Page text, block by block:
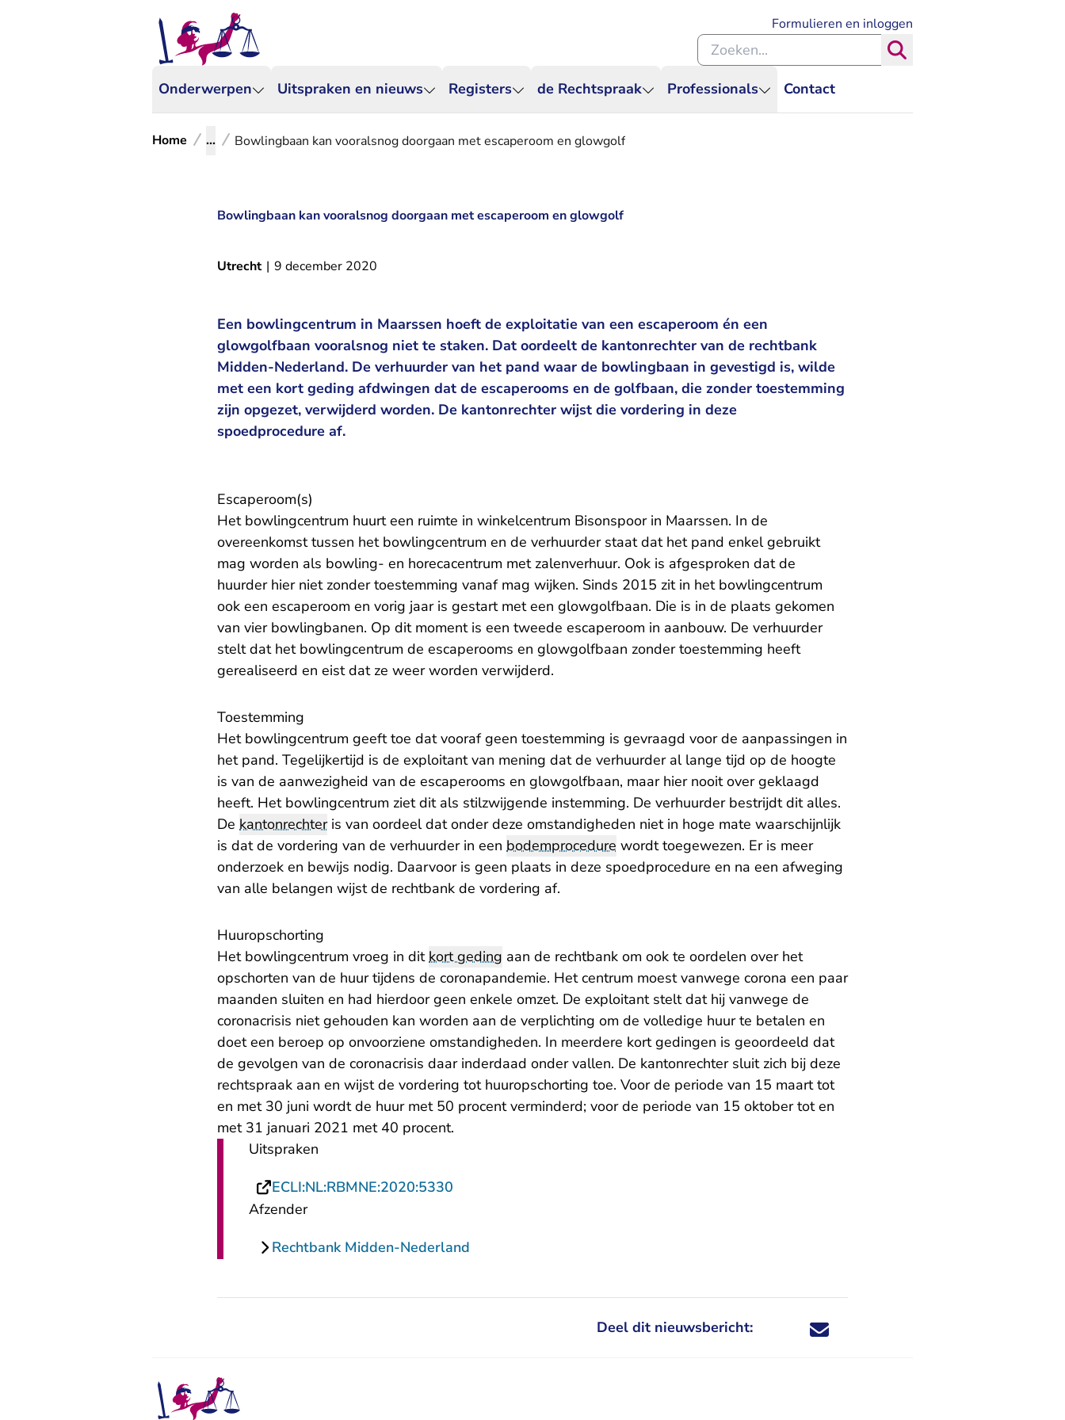
Onderwerpen Uitspraken en nieuws Registers de Rechtspraak Professionals Contact
Formulieren en inloggen
Zoeken binnen de Rechtspraak
Home ... Bowlingbaan kan vooralsnog doorgaan met escaperoom en glowgolf
Bowlingbaan kan vooralsnog doorgaan met escaperoom en glowgolf
Utrecht | 9 december 2020
Een bowlingcentrum in Maarssen hoeft de exploitatie van een escaperoom én een
glowgolfbaan vooralsnog niet te staken. Dat oordeelt de kantonrechter van de rechtbank
Midden-Nederland. De verhuurder van het pand waar de bowlingbaan in gevestigd is, wilde
met een kort geding afdwingen dat de escaperooms en de golfbaan, die zonder toestemming
zijn opgezet, verwijderd worden. De kantonrechter wijst die vordering in deze
spoedprocedure af.
Escaperoom(s)
Het bowlingcentrum huurt een ruimte in winkelcentrum Bisonspoor in Maarssen. In de
overeenkomst tussen het bowlingcentrum en de verhuurder staat dat het pand enkel gebruikt
mag worden als bowling- en horecacentrum met zalenverhuur. Ook is afgesproken dat de
huurder hier niet zonder toestemming vanaf mag wijken. Sinds 2015 zit in het bowlingcentrum
ook een escaperoom en vorig jaar is gestart met een glowgolfbaan. Die is in de plaats gekomen
van vier bowlingbanen. Op dit moment is een tweede escaperoom in aanbouw. De verhuurder
stelt dat het bowlingcentrum de escaperooms en glowgolfbaan zonder toestemming heeft
gerealiseerd en eist dat ze weer worden verwijderd.
Toestemming
Het bowlingcentrum geeft toe dat vooraf geen toestemming is gevraagd voor de aanpassingen in
het pand. Tegelijkertijd is de exploitant van mening dat de verhuurder al lange tijd op de hoogte
is van de aanwezigheid van de escaperooms en glowgolfbaan, maar hier nooit over geklaagd
heeft. Het bowlingcentrum ziet dit als stilzwijgende instemming. De verhuurder bestrijdt dit alles.
De kantonrechteris van oordeel dat onder deze omstandigheden niet in hoge mate waarschijnlijk
is dat de vordering van de verhuurder in een bodemprocedure wordt toegewezen. Er is meer
onderzoek en bewijs nodig. Daarvoor is geen plaats in deze spoedprocedure en na een afweging
van alle belangen wijst de rechtbank de vordering af.
Huuropschorting
Het bowlingcentrum vroeg in ditkort geding aan de rechtbank om ook te oordelen over het
opschorten van de huur tijdens de coronapandemie. Het centrum moest vanwege corona een paar
maanden sluiten en had hierdoor geen enkele omzet. De exploitant stelt dat hij vanwege de
coronacrisis niet gehouden kan worden aan de verplichting om de volledige huur te betalen en
doet een beroep op onvoorziene omstandigheden. In meerdere kort gedingen is geoordeeld dat
de gevolgen van de coronacrisis daar inderdaad onder vallen. De kantonrechter sluit zich bij deze
rechtspraak aan en wijst de vordering tot huuropschorting toe. Voor de periode van 15 maart tot
en met 30 juni wordt de huur met 50 procent verminderd; voor de periode van 15 oktober tot en
met 31 januari 2021 met 40 procent.
Uitspraken
ECLI:NL:RBMNE:2020:5330
Afzender
Rechtbank Midden-Nederland
Deel dit nieuwsbericht: Deel dit nieuwsbericht via X - U verlaat
Deel dit nieuwsbericht via Facebook - U
Deel dit nieuwsbericht via e-mail
Deel dit nieuwsbericht via LinkedIn - U